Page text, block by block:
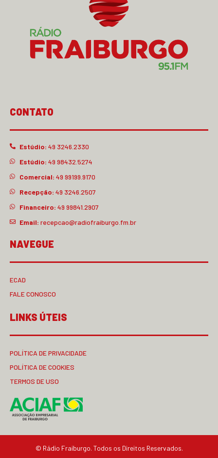
CONTATO
Estúdio: 49 3246.2330
Estúdio: 49 98432.5274
Comercial: 49 99199.9170
Recepção: 49 3246.2507
Financeiro: 49 99841.2907
Email: recepcao@radiofraiburgo.fm.br
NAVEGUE
ECAD
FALE CONOSCO
LINKS ÚTEIS
POLÍTICA DE PRIVACIDADE
POLÍTICA DE COOKIES
TERMOS DE USO
© Rádio Fraiburgo. Todos os Direitos Reservados.